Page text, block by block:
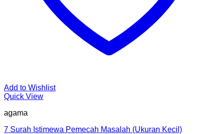
Add to Wishlist
Quick View
agama
7 Surah Istimewa Pemecah Masalah (Ukuran Kecil)